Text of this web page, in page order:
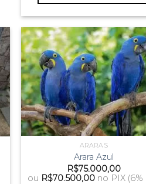
ARARAS
Arara Azul
R$75.000,00
ou R$70.500,00 no PIX